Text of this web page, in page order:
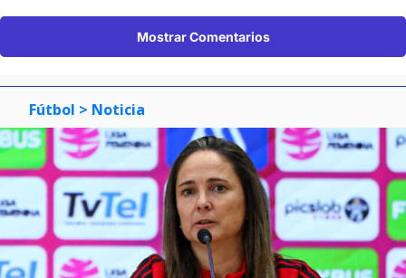
Mostrar Comentarios
Fútbol > Noticia